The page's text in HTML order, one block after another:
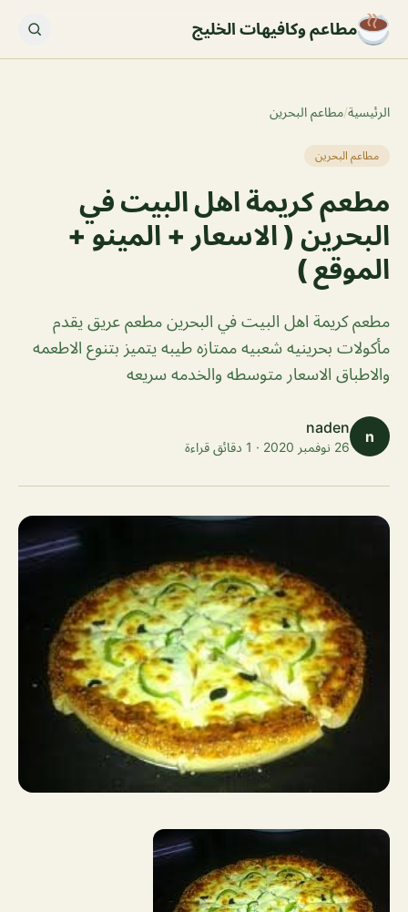
مطاعم وكافيهات الخليج
الرئيسية/مطاعم البحرين
مطاعم البحرين
مطعم كريمة اهل البيت في
البحرين ( الاسعار + المينو +
الموقع )
مطعم كريمة اهل البيت في البحرين مطعم عريق يقدم
مأكولات بحرينيه شعبيه ممتازه طيبه يتميز بتنوع الاطعمه
والاطباق الاسعار متوسطه والخدمه سريعه
n
naden
26 نوفمبر 2020 · 1 دقائق قراءة